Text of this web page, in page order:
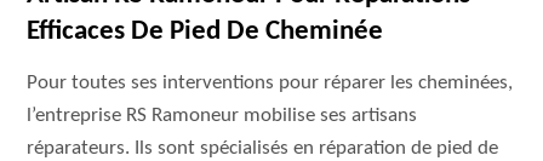
Efficaces De Pied De Cheminée
Pour toutes ses interventions pour réparer les cheminées,
l’entreprise RS Ramoneur mobilise ses artisans
réparateurs. Ils sont spécialisés en réparation de pied de